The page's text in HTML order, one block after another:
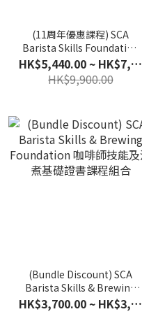
(11周年優惠課程) SCA
Barista Skills Foundation
& Intermediate 咖啡師技能
基礎及中階證書課程
HK$5,440.00 ~ HK$7,920.00
HK$9,900.00
(Bundle Discount) SCA
Barista Skills & Brewing
Foundation 咖啡師技能及
沖煮基礎證書課程組合
HK$3,700.00 ~ HK$3,800.00